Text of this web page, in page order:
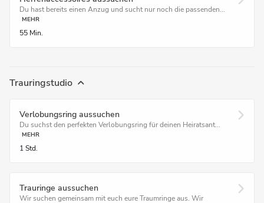
Du hast bereits einen Anzug und sucht nur noch die passenden...
MEHR
55 Min.
Trauringstudio
Verlobungsring aussuchen
Du suchst den perfekten Verlobungsring für deinen Heiratsant...
MEHR
1 Std.
Trauringe aussuchen
Wir suchen gemeinsam mit euch eure Traumringe aus. Wir